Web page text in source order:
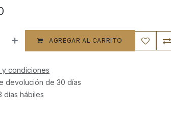
AGREGAR AL CARRITO
y condiciones
devolución de 30 días
días hábiles